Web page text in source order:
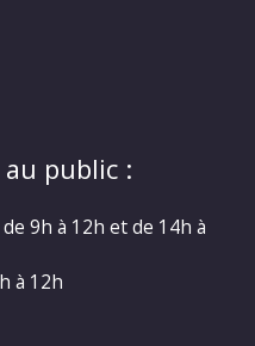
public :
9h à 12h et de 14h à
à 12h